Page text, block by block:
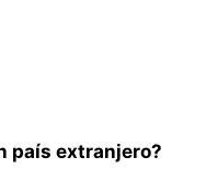
país extranjero?